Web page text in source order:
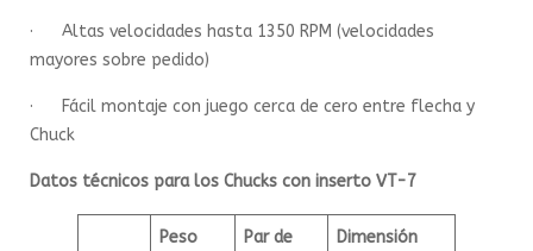
· Altas velocidades hasta 1350 RPM (velocidades
mayores sobre pedido)
· Fácil montaje con juego cerca de cero entre flecha y
Chuck
Datos técnicos para los Chucks con inserto VT-7
Peso
Par de
Dimensión